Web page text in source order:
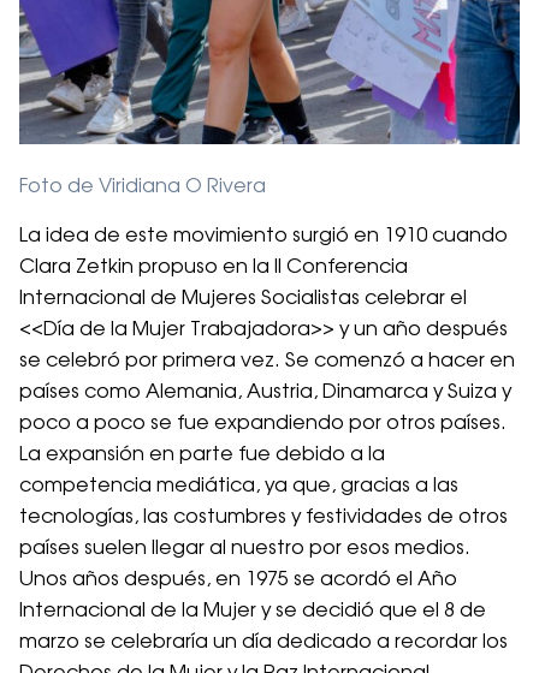
Foto de Viridiana O Rivera
La idea de este movimiento surgió en 1910 cuando
Clara Zetkin propuso en la II Conferencia
Internacional de Mujeres Socialistas celebrar el
<<Día de la Mujer Trabajadora>> y un año después
se celebró por primera vez. Se comenzó a hacer en
países como Alemania, Austria, Dinamarca y Suiza y
poco a poco se fue expandiendo por otros países.
La expansión en parte fue debido a la
competencia mediática, ya que, gracias a las
tecnologías, las costumbres y festividades de otros
países suelen llegar al nuestro por esos medios.
Unos años después, en 1975 se acordó el Año
Internacional de la Mujer y se decidió que el 8 de
marzo se celebraría un día dedicado a recordar los